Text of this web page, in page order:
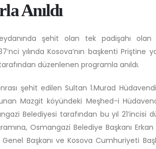
Anıldı
şehit olan tek padişahı olan
yılında Kosova’nın başkenti Priştine
düzenlenen programla anıldı.
şehit edilen Sultan 1.Murad
Mazgit köyündeki Meşhed-i
Belediyesi tarafından bu yıl 21’incisi
Osmangazi Belediye Başkanı Erkan
Başkanı ve Kosova Cumhuriyeti